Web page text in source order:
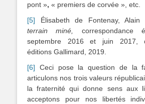
pont », « premiers de corvée », etc.
[5] Élisabeth de Fontenay, Alain
terrain miné, correspondance
septembre 2016 et juin 2017,
éditions Gallimard, 2019.
[6] Ceci pose la question de la
articulons nos trois valeurs
la fraternité qui donne sens aux
acceptons pour nos libertés